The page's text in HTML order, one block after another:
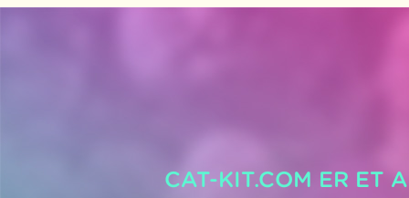
CAT-KIT.COM ER ET